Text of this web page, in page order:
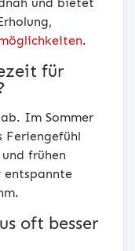
.
für
Im Sommer
Feriengefühl
frühen
entspannte
oft besser